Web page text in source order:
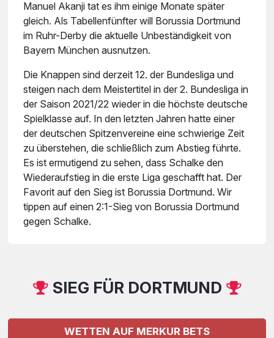
Manuel Akanji tat es ihm einige Monate später
gleich. Als Tabellenfünfter will Borussia Dortmund
im Ruhr-Derby die aktuelle Unbeständigkeit von
Bayern München ausnutzen.
Die Knappen sind derzeit 12. der Bundesliga und
steigen nach dem Meistertitel in der 2. Bundesliga in
der Saison 2021/22 wieder in die höchste deutsche
Spielklasse auf. In den letzten Jahren hatte einer
der deutschen Spitzenvereine eine schwierige Zeit
zu überstehen, die schließlich zum Abstieg führte.
Es ist ermutigend zu sehen, dass Schalke den
Wiederaufstieg in die erste Liga geschafft hat. Der
Favorit auf den Sieg ist Borussia Dortmund. Wir
tippen auf einen 2:1-Sieg von Borussia Dortmund
gegen Schalke.
SIEG FÜR DORTMUND
WETTEN AUF MERKUR BETS